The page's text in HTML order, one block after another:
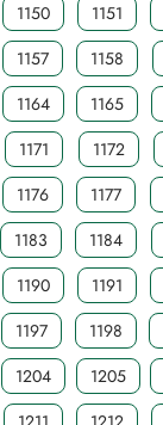
1150 1151
1157 1158
1164 1165
1171 1172
1176 1177
1183 1184
1190 1191
1197 1198
1204 1205